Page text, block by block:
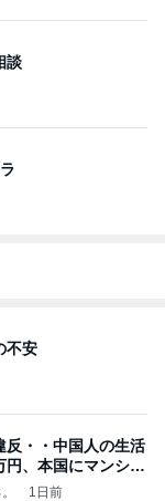
談
不安
反・・中国人の生活
円、本国にマンショ
1日前